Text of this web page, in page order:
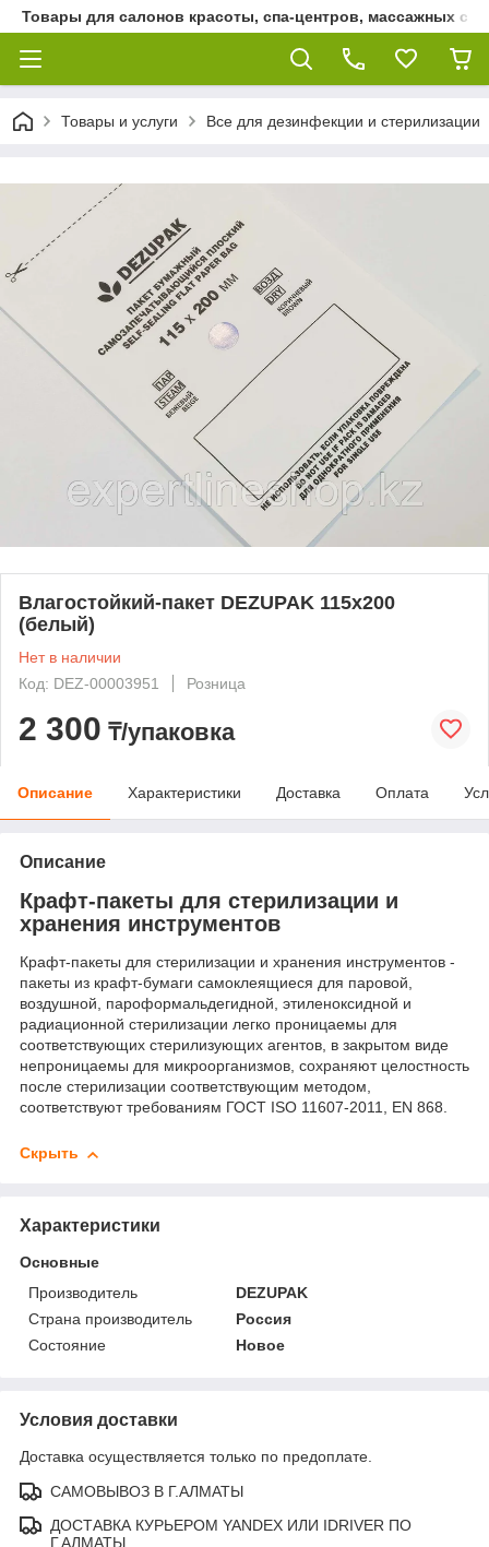
Товары для салонов красоты, спа-центров, массажных
Товары и услуги Все для дезинфекции и стерилизации
Влагостойкий-пакет DEZUPAK 115х200
(белый)
Нет в наличии
Код: DEZ-00003951
Розница
2 300 ₸/упаковка
Описание Характеристики Доставка Оплата
Описание
Крафт-пакеты для стерилизации и
хранения инструментов
Крафт-пакеты для стерилизации и хранения инструментов -
пакеты из крафт-бумаги самоклеящиеся для паровой,
воздушной, пароформальдегидной, этиленоксидной и
радиационной стерилизации легко проницаемы для
соответствующих стерилизующих агентов, в закрытом виде
непроницаемы для микроорганизмов, сохраняют целостность
после стерилизации соответствующим методом,
соответствуют требованиям ГОСТ ISO 11607-2011, EN 868.
Скрыть
Характеристики
Основные
Производитель
DEZUPAK
Страна производитель
Россия
Состояние
Новое
Условия доставки
Доставка осуществляется только по предоплате.
САМОВЫВОЗ В Г.АЛМАТЫ
ДОСТАВКА КУРЬЕРОМ YANDEX ИЛИ IDRIVER ПО
Г.АЛМАТЫ